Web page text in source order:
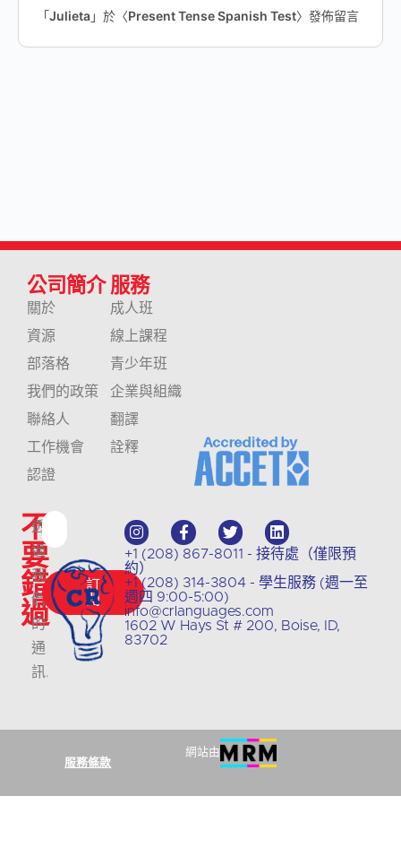
「Julieta」於〈Present Tense Spanish Test〉發佈留言
不
要
錯
過
透
過
我
們
的
通
訊.
訂
閱
+1 (208) 867-8011 - 接待處（僅限預
約）
+1 (208) 314-3804 - 學生服務 (週一至
週四 9:00-5:00)
info@crlanguages.com
1602 W Hays St # 200, Boise, ID,
83702
公司簡介
關於
資源
部落格
我們的政策
聯絡人
工作機會
認證
服務
成人班
線上課程
青少年班
企業與組織
翻譯
詮釋
服務條款
網站由